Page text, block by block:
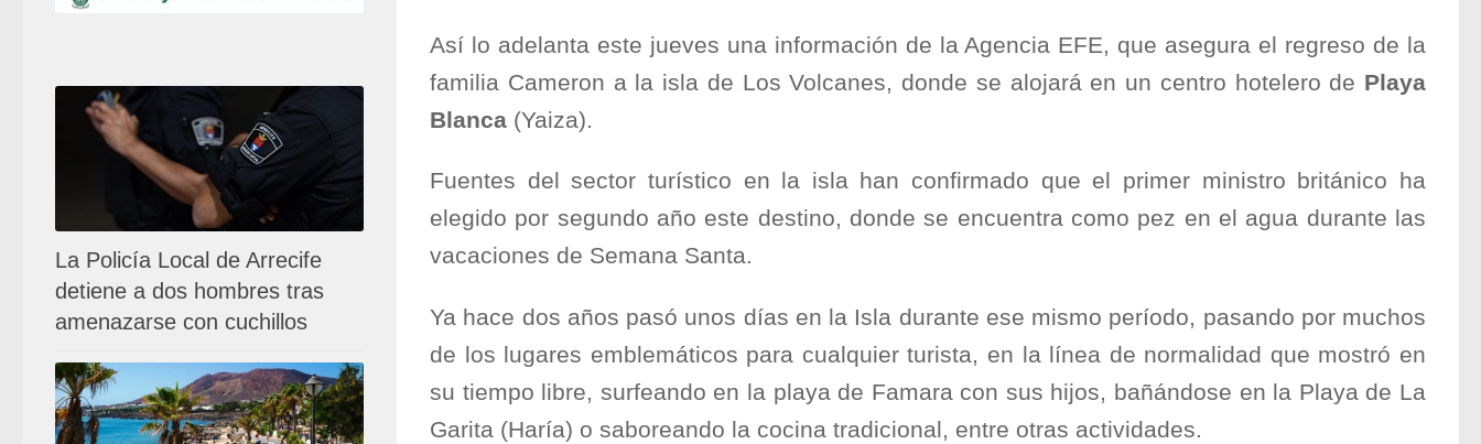
Así lo adelanta este jueves una información de la Agencia EFE, que asegura el regreso de la
familia Cameron a la isla de Los Volcanes, donde se alojará en un centro hotelero de Playa
Blanca (Yaiza).
Fuentes del sector turístico en la isla han confirmado que el primer ministro británico ha
elegido por segundo año este destino, donde se encuentra como pez en el agua durante las
vacaciones de Semana Santa.
Ya hace dos años pasó unos días en la Isla durante ese mismo período, pasando por muchos
de los lugares emblemáticos para cualquier turista, en la línea de normalidad que mostró en
su tiempo libre, surfeando en la playa de Famara con sus hijos, bañándose en la Playa de La
Garita (Haría) o saboreando la cocina tradicional, entre otras actividades.
La Policía Local de Arrecife
detiene a dos hombres tras
amenazarse con cuchillos